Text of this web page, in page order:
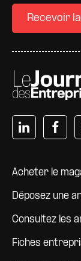
Recevoir
Pied de
Acheter le
Déposez une
Consultez les
Fiches